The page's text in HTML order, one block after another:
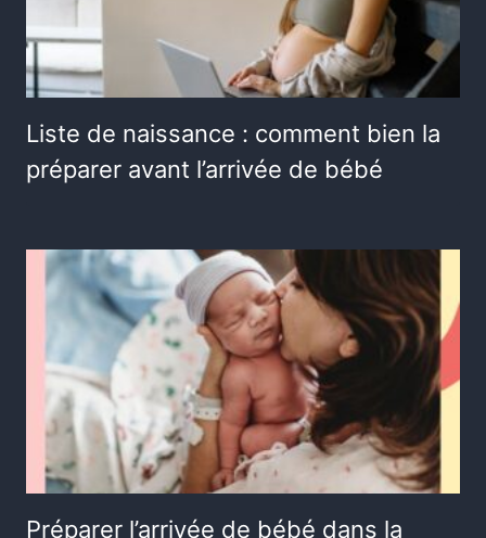
Liste de naissance : comment bien la
préparer avant l’arrivée de bébé
Préparer l’arrivée de bébé dans la